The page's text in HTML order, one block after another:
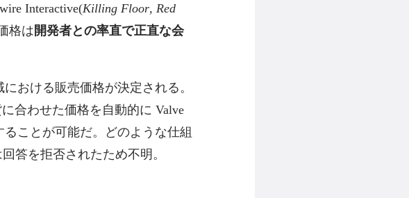
Interactive(Killing Floor, Red
格は 開発者との率直で正直な会
おける販売価格が決定される。
合わせた価格を自動的に Valve
ことが可能だ。どのような仕組
答を拒否されたため不明。